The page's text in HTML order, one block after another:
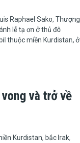
Raphael Sako, Thượng
lễ tạ ơn ở thủ đô
thuộc miền Kurdistan, ở
và trở về
Kurdistan, bắc Irak,